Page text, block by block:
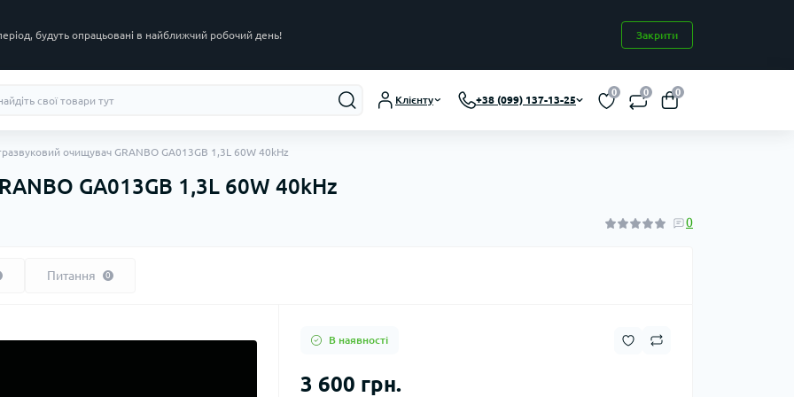
будуть опрацьовані в найближчий робочий день! Закрити
Клієнту +38 (099) 137-13-25
0 0 0
очищувач GRANBO GA013GB 1,3L 60W 40kHz
GA013GB 1,3L 60W 40kHz
0
Питання 0
В наявності
3 600 грн.